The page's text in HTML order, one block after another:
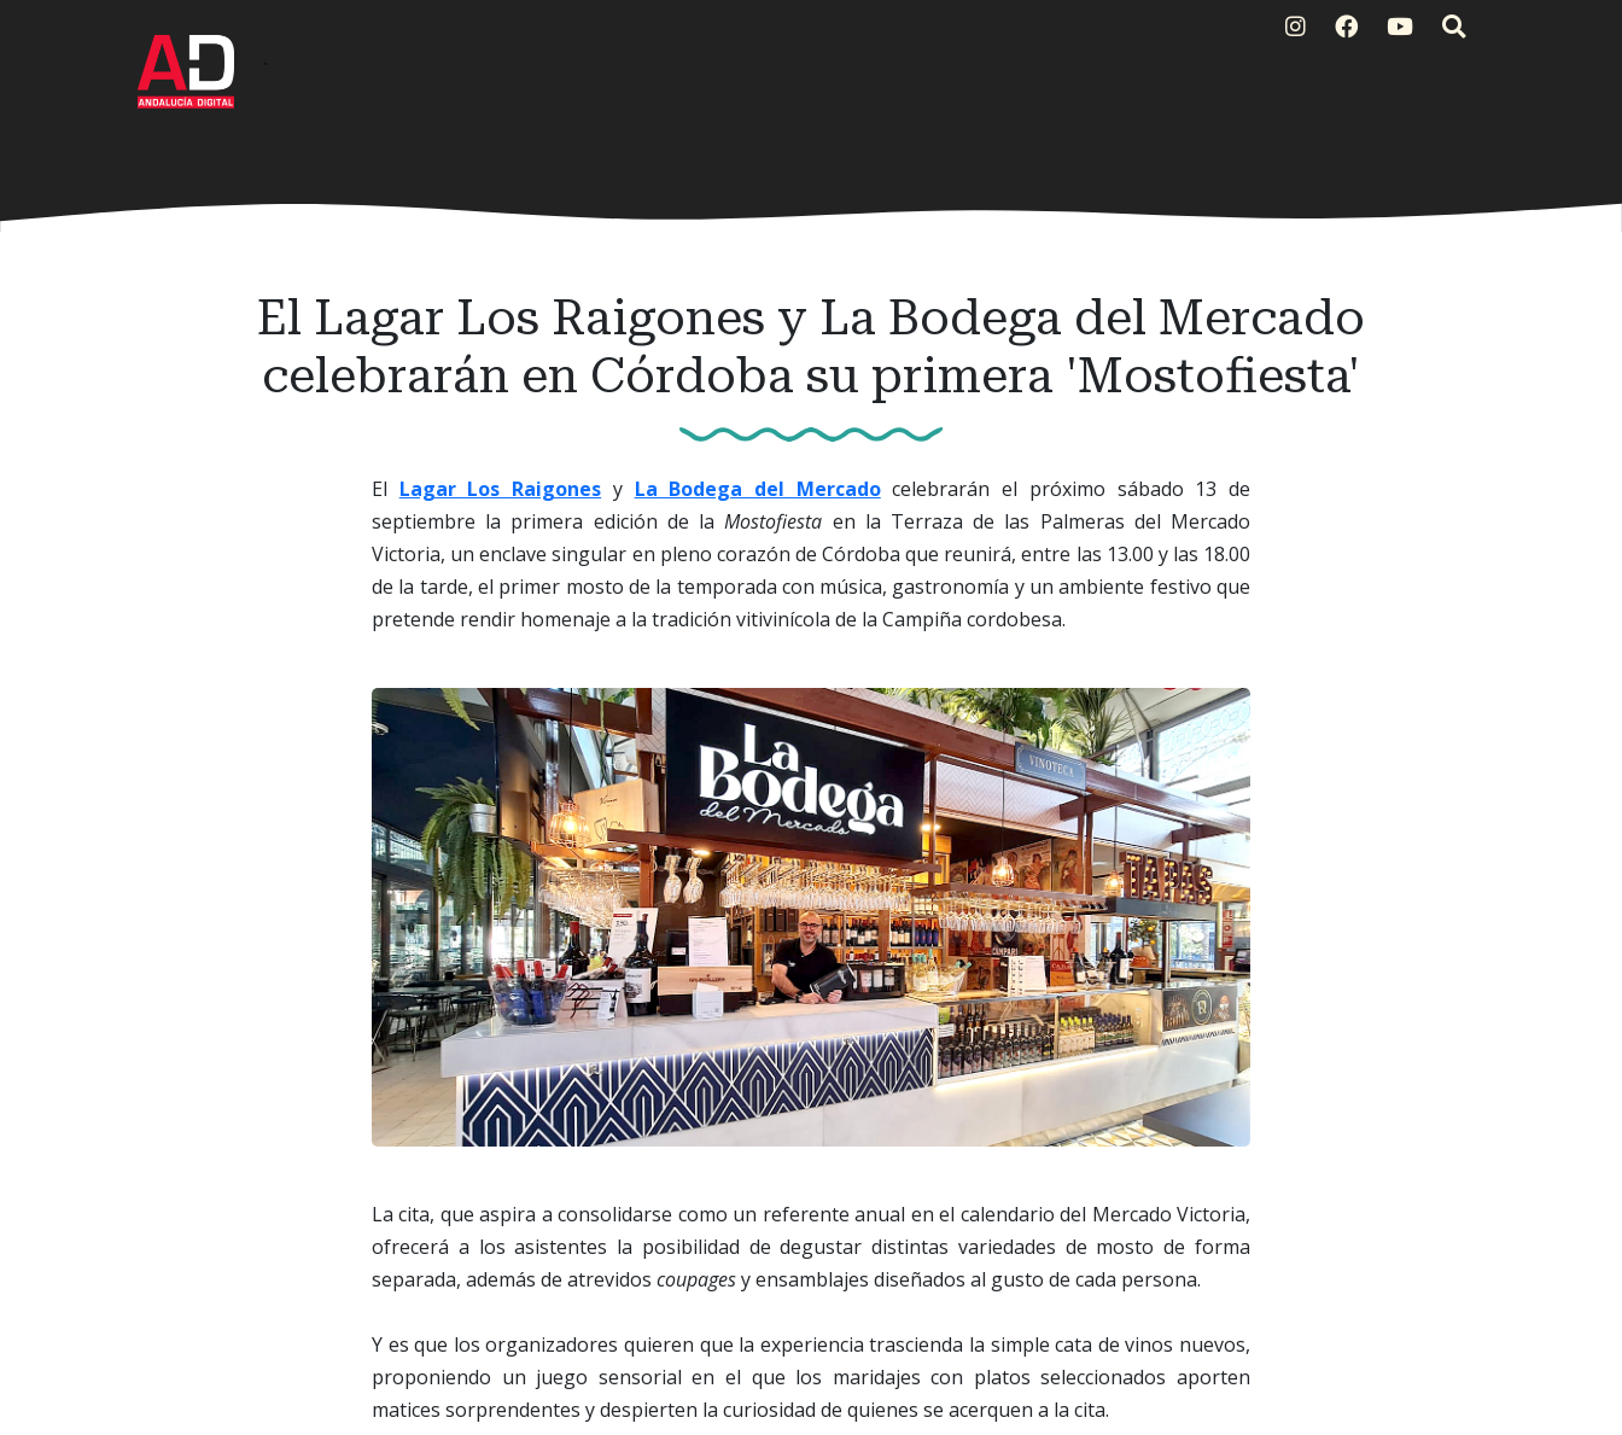
El Lagar Los Raigones y La Bodega del Mercado
celebrarán en Córdoba su primera 'Mostofiesta'
El Lagar Los Raigones y La Bodega del Mercadocelebrarán el próximo sábado 13 de
septiembre la primera edición de laMostofiesta en la Terraza de las Palmeras del Mercado
Victoria, un enclave singular en pleno corazón de Córdoba que reunirá, entre las 13.00 y las 18.00
de la tarde, el primer mosto de la temporada con música, gastronomía y un ambiente festivo que
pretende rendir homenaje a la tradición vitivinícola de la Campiña cordobesa.
La cita, que aspira a consolidarse como un referente anual en el calendario del Mercado Victoria,
ofrecerá a los asistentes la posibilidad de degustar distintas variedades de mosto de forma
separada, además de atrevidos coupagesy ensamblajes diseñados al gusto de cada persona.
Y es que los organizadores quieren que la experiencia trascienda la simple cata de vinos nuevos,
proponiendo un juego sensorial en el que los maridajes con platos seleccionados aporten
matices sorprendentes y despierten la curiosidad de quienes se acerquen a la cita.